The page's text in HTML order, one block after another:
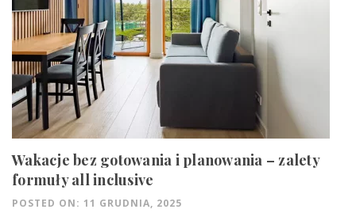
Wakacje bez gotowania i planowania – zalety
formuły all inclusive
POSTED ON: 11 GRUDNIA, 2025